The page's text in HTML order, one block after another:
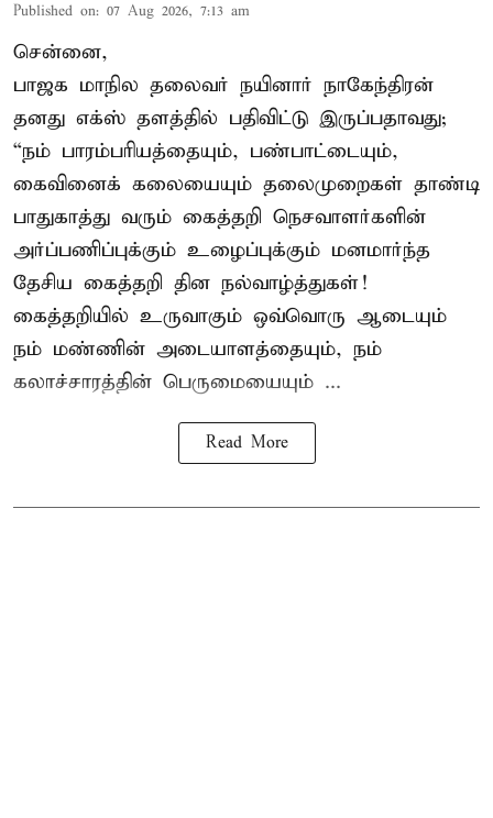
Published on: 07 Aug 2026, 7:13 am
சென்னை,
பாஜக மாநில தலைவர் நயினார் நாகேந்திரன்
தனது எக்ஸ் தளத்தில் பதிவிட்டு இருப்பதாவது;
“நம் பாரம்பரியத்தையும், பண்பாட்டையும்,
கைவினைக் கலையையும் தலைமுறைகள் தாண்டி
பாதுகாத்து வரும் கைத்தறி நெசவாளர்களின்
அர்ப்பணிப்புக்கும் உழைப்புக்கும் மனமார்ந்த
தேசிய கைத்தறி தின நல்வாழ்த்துகள்!
கைத்தறியில் உருவாகும் ஒவ்வொரு ஆடையும்
நம் மண்ணின் அடையாளத்தையும், நம்
கலாச்சாரத்தின் பெருமையையும் ...
Read More